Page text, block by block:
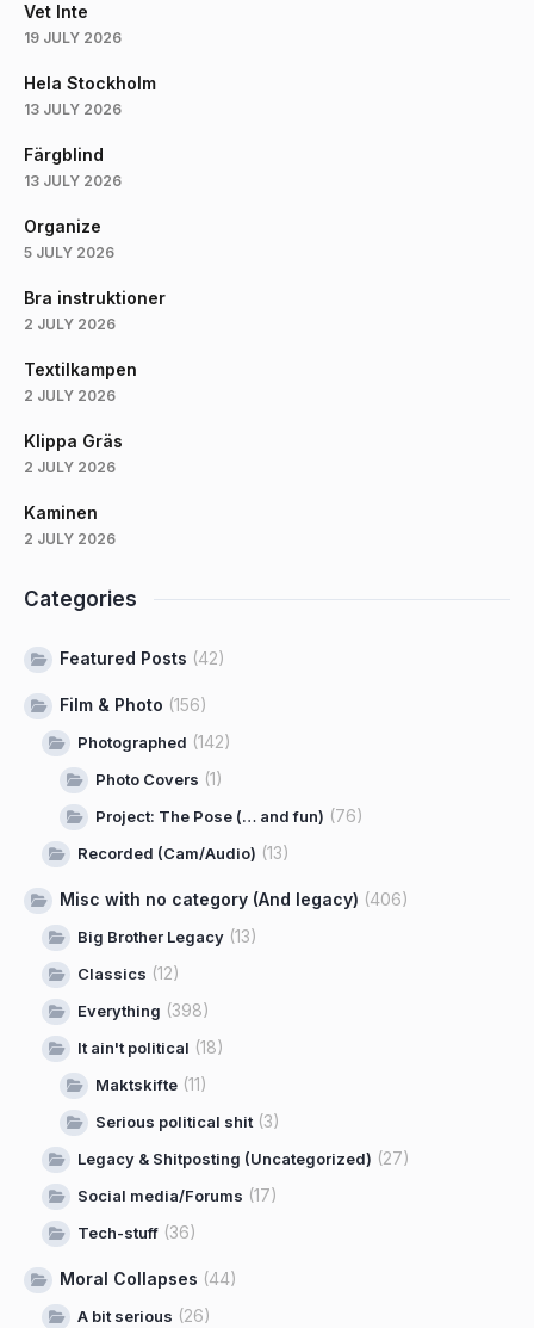
Vet Inte
19 JULY 2026
Hela Stockholm
13 JULY 2026
Färgblind
13 JULY 2026
Organize
5 JULY 2026
Bra instruktioner
2 JULY 2026
Textilkampen
2 JULY 2026
Klippa Gräs
2 JULY 2026
Kaminen
2 JULY 2026
Categories
Featured Posts (42)
Film & Photo (156)
Photographed (142)
Photo Covers (1)
Project: The Pose (… and fun) (76)
Recorded (Cam/Audio) (13)
Misc with no category (And legacy) (406)
Big Brother Legacy (13)
Classics (12)
Everything (398)
It ain't political (18)
Maktskifte (11)
Serious political shit(3)
Legacy & Shitposting (Uncategorized) (27)
Social media/Forums (17)
Tech-stuff (36)
Moral Collapses (44)
A bit serious (26)